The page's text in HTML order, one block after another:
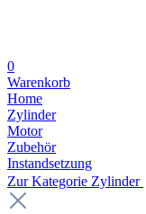
0
Warenkorb
Home
Zylinder
Motor
Zubehör
Instandsetzung
Zur Kategorie Zylinder